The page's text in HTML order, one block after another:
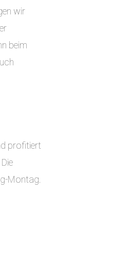
wir
beim
profitiert
Montag.